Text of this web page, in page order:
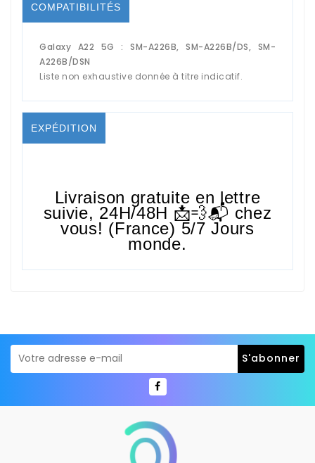
COMPATIBILITÉS
Galaxy A22 5G : SM-A226B, SM-A226B/DS, SM-
A226B/DSN
Liste non exhaustive donnée à titre indicatif.
EXPÉDITION
Livraison gratuite en lettre
suivie, 24H/48H 📩💨📬 chez
vous! (France) 5/7 Jours
monde.